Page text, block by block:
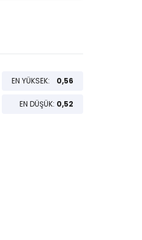
EN YÜKSEK: 0,56
EN DÜŞÜK: 0,52